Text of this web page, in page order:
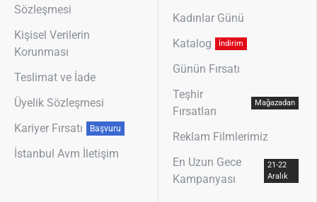
Sözleşmesi
Kişisel Verilerin
Korunması
Teslimat ve İade
Üyelik Sözleşmesi
Kariyer Fırsatı
Başvuru
İstanbul Avm İletişim
Kadınlar Günü
Katalog
İndirim
Günün Fırsatı
Teşhir
Fırsatları
Mağazadan
Reklam Filmlerimiz
En Uzun Gece
Kampanyası
21-22
Aralık